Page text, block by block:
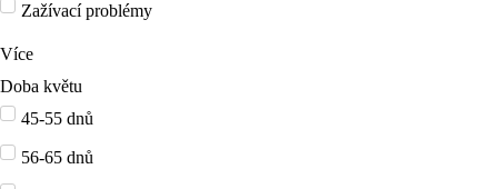
Zažívací problémy
Více
Doba květu
45-55 dnů
56-65 dnů